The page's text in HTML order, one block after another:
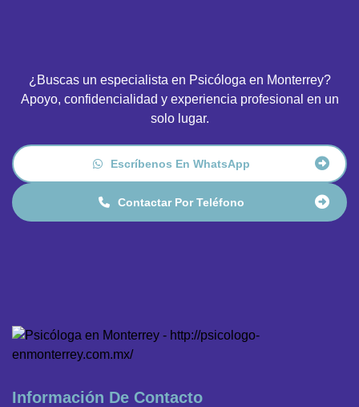
¿Buscas un especialista en Psicóloga en Monterrey?
Apoyo, confidencialidad y experiencia profesional en un
solo lugar.
Escríbenos En WhatsApp
Contactar Por Teléfono
Información De Contacto